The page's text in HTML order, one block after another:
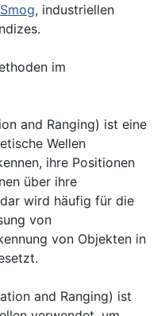
Smog, industriellen
im
and Ranging) ist eine
Wellen
ihre Positionen
über ihre
wird häufig für die
von
von Objekten in
and Ranging) ist